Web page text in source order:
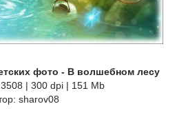
фото - В волшебном лесу
| 300 dpi | 151 Mb
sharov08